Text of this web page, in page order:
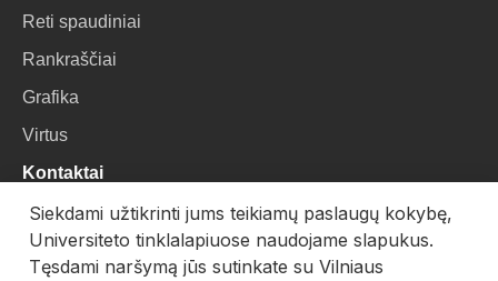
Reti spaudiniai
Rankraščiai
Grafika
Virtus
Kontaktai
VU Biblioteka
Universiteto g. 3, LT-01122, Vilnius
Siekdami užtikrinti jums teikiamų paslaugų kokybę,
Universiteto tinklalapiuose naudojame slapukus.
Tęsdami naršymą jūs sutinkate su Vilniaus